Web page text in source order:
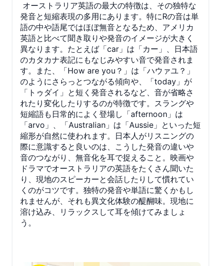
オーストラリア英語の最大の特徴は、その独特な
発音と短縮表現の多用にあります。特にRの音は単
語の中や語尾ではほぼ無音となるため、アメリカ
英語と比べて聞き取りや発音のイメージが大きく
異なります。たとえば「car」は「カー」、日本語
のカタカナ表記にもなじみやすい音で発音されま
す。また、「How are you？」は「ハウァユ？」
のようにさらっとつながる傾向や、「today」が
「トゥダイ」と短く発音されるなど、音が省略さ
れたり変化したりするのが特徴です。スラングや
短縮語も日常的によく登場し「afternoon」は
「arvo」、「Australian」は「Aussie」といった短
縮形が自然に使われます。日本人がリスニングの
際に意識すると良いのは、こうした発音の違いや
音のつながり、無音化を耳で捉えること。映画や
ドラマでオーストラリアの英語をたくさん聞いた
り、現地のスピーカーと会話したりして慣れてい
くのがコツです。独特の発音や単語に驚くかもし
れませんが、それも異文化体験の醍醐味。現地に
溶け込み、リラックスして耳を傾けてみましょ
う。